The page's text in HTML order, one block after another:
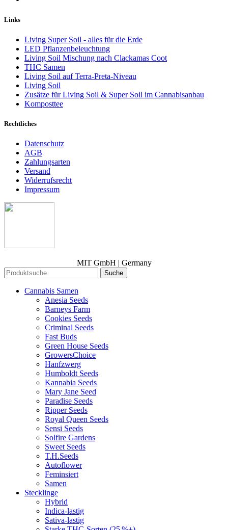
Links
Living Super Soil - alles für die Erde
LED Pflanzenbeleuchtung
Living Soil Mischung nach Clackamas Coot
THC Samen
Living Soil auf Terra-Preta-Niveau
Living Soil
Zusätze für Living Soil & Super Soil im Cannabisanbau
Komposttee
Rechtliches
Datenschutz
AGB
Zahlungsarten
Versand
Widerrufsrecht
Impressum
MIT GmbH | Germany
Suche
Cannabis Samen
Anesia Seeds
Barneys Farm
Cookies Seeds
Criminal Seeds
Fast Buds
Green House Seeds
GrowersChoice
Hanfzwerg
Humboldt Seeds
Kannabia Seeds
Mary Jane Seed
Paradise Seeds
Ripper Seeds
Royal Queen Seeds
Sensi Seeds
Solfire Gardens
Sweet Seeds
T.H.Seeds
Autoflower
Feminsiert
Samen
Stecklinge
Hybrid
Indica-lastig
Sativa-lastig